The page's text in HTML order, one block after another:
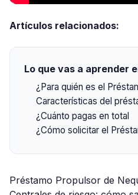
Artículos relacionados:
Lo que vas a aprender
¿Para quién es el
Características del
¿Cuánto pagas en total
¿Cómo solicitar el
Préstamo Propulsor de